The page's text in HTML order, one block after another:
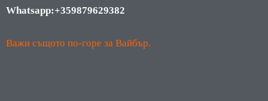
Whatsapp:+359879629382
Важи същото по-горе за Вайбър.